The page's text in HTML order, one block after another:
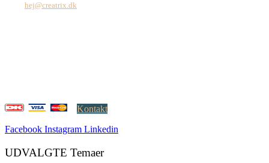
hej@creatrix.dk
Kontakt
Facebook Instagram Linkedin
UDVALGTE Temaer